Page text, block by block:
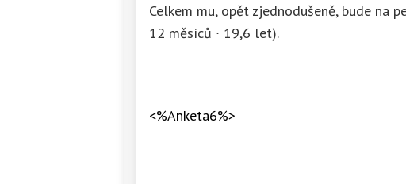
1994
Celkem mu, opět zjednodušeně, bude na
12 měsíců ∙ 19,6 let).
<%Anketa6%>